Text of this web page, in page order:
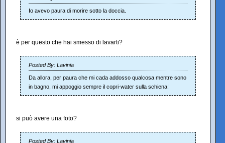
Io avevo paura di morire sotto la doccia.
è per questo che hai smesso di lavarti?
Posted By: Lavinia
Da allora, per paura che mi cada addosso qualcosa mentre sono
in bagno, mi appoggio sempre il copri-water sulla schiena!
si può avere una foto?
Posted By: Lavinia